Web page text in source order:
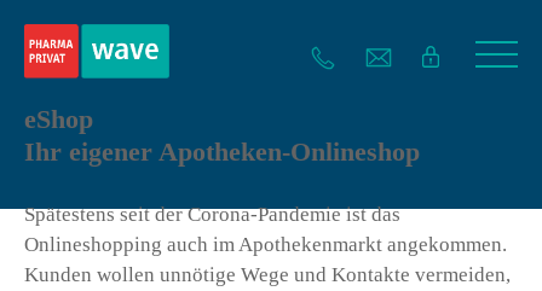
eShop
Ihr eigener Apotheken-Onlineshop
Spätestens seit der Corona-Pandemie ist das
Onlineshopping auch im Apothekenmarkt angekommen.
Kunden wollen unnötige Wege und Kontakte vermeiden,